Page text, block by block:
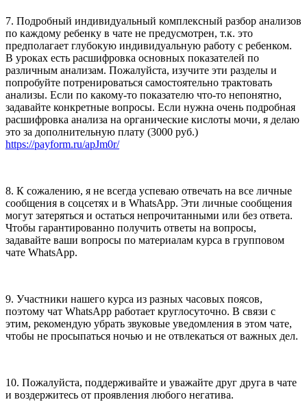
7. Подробный индивидуальный комплексный разбор анализов
по каждому ребенку в чате не предусмотрен, т.к. это
предполагает глубокую индивидуальную работу с ребенком.
В уроках есть расшифровка основных показателей по
различным анализам. Пожалуйста, изучите эти разделы и
попробуйте потренироваться самостоятельно трактовать
анализы. Если по какому-то показателю что-то непонятно,
задавайте конкретные вопросы. Если нужна очень подробная
расшифровка анализа на органические кислоты мочи, я делаю
это за дополнительную плату (3000 руб.)
https://payform.ru/apJm0r/
8. К сожалению, я не всегда успеваю отвечать на все личные
сообщения в соцсетях и в WhatsApp. Эти личные сообщения
могут затеряться и остаться непрочитанными или без ответа.
Чтобы гарантированно получить ответы на вопросы,
задавайте ваши вопросы по материалам курса в групповом
чате WhatsApp.
9. Участники нашего курса из разных часовых поясов,
поэтому чат WhatsApp работает круглосуточно. В связи с
этим, рекомендую убрать звуковые уведомления в этом чате,
чтобы не просыпаться ночью и не отвлекаться от важных дел.
10. Пожалуйста, поддерживайте и уважайте друг друга в чате
и воздержитесь от проявления любого негатива.